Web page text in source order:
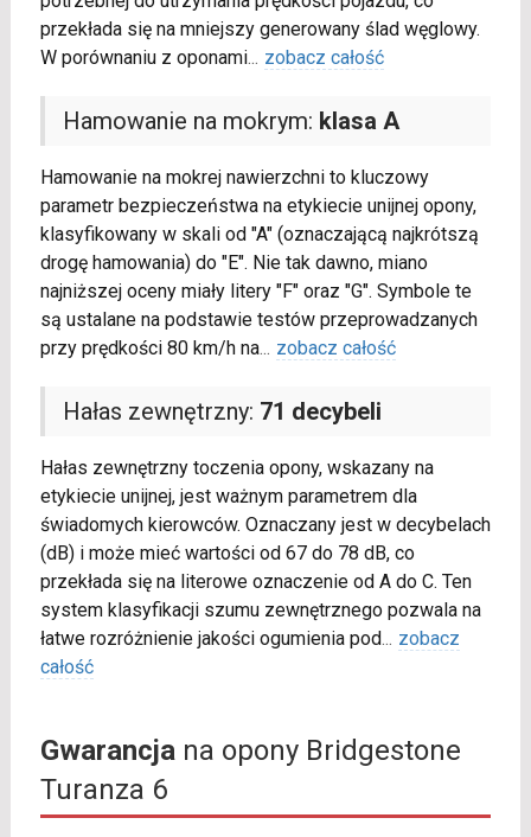
przekłada się na mniejszy generowany ślad węglowy.
W porównaniu z oponami... zobacz całość
Hamowanie na mokrym: klasa A
Hamowanie na mokrej nawierzchni to kluczowy
parametr bezpieczeństwa na etykiecie unijnej opony,
klasyfikowany w skali od "A" (oznaczającą najkrótszą
drogę hamowania) do "E". Nie tak dawno, miano
najniższej oceny miały litery "F" oraz "G". Symbole te
są ustalane na podstawie testów przeprowadzanych
przy prędkości 80 km/h na... zobacz całość
Hałas zewnętrzny: 71 decybeli
Hałas zewnętrzny toczenia opony, wskazany na
etykiecie unijnej, jest ważnym parametrem dla
świadomych kierowców. Oznaczany jest w decybelach
(dB) i może mieć wartości od 67 do 78 dB, co
przekłada się na literowe oznaczenie od A do C. Ten
system klasyfikacji szumu zewnętrznego pozwala na
łatwe rozróżnienie jakości ogumienia pod... zobacz
całość
Gwarancjana opony Bridgestone
Turanza 6